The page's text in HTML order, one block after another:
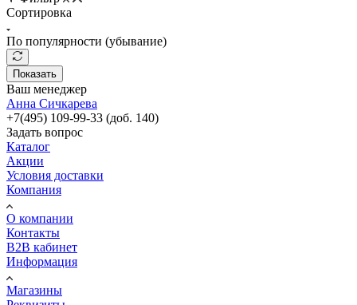
Сортировка
По популярности (убывание)
Показать
Ваш менеджер
Анна Сичкарева
+7(495) 109-99-33 (доб. 140)
Задать вопрос
Каталог
Акции
Условия доставки
Компания
О компании
Контакты
B2B кабинет
Информация
Магазины